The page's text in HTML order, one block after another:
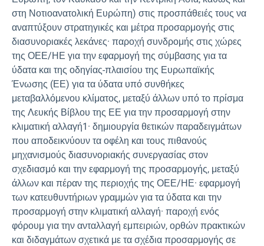
στη Νοτιοανατολική Ευρώπη) στις προσπάθειές τους να
αναπτύξουν στρατηγικές και μέτρα προσαρμογής στις
διασυνοριακές λεκάνες· παροχή συνδρομής στις χώρες
της ΟΕΕ/ΗΕ για την εφαρμογή της σύμβασης για τα
ύδατα και της οδηγίας-πλαισίου της Ευρωπαϊκής
Ένωσης (ΕΕ) για τα ύδατα υπό συνθήκες
μεταβαλλόμενου κλίματος, μεταξύ άλλων υπό το πρίσμα
της Λευκής Βίβλου της ΕΕ για την προσαρμογή στην
κλιματική αλλαγή1· δημιουργία θετικών παραδειγμάτων
που αποδεικνύουν τα οφέλη και τους πιθανούς
μηχανισμούς διασυνοριακής συνεργασίας στον
σχεδιασμό και την εφαρμογή της προσαρμογής, μεταξύ
άλλων και πέραν της περιοχής της ΟΕΕ/ΗΕ· εφαρμογή
των κατευθυντήριων γραμμών για τα ύδατα και την
προσαρμογή στην κλιματική αλλαγή· παροχή ενός
φόρουμ για την ανταλλαγή εμπειριών, ορθών πρακτικών
και διδαγμάτων σχετικά με τα σχέδια προσαρμογής σε